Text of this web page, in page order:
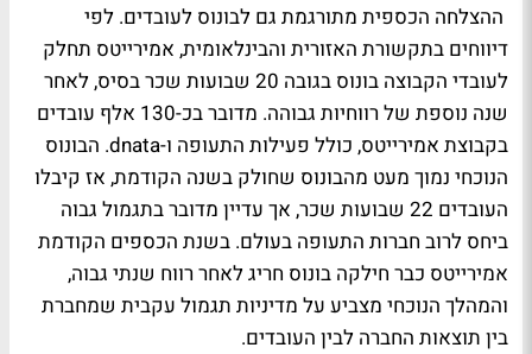
ההצלחה הכספית מתורגמת גם לבונוס לעובדים. לפי
דיווחים בתקשורת האזורית והבינלאומית, אמירייטס תחלק
לעובדי הקבוצה בונוס בגובה 20 שבועות שכר בסיס, לאחר
שנה נוספת של רווחיות גבוהה. מדובר בכ-130 אלף עובדים
בקבוצת אמירייטס, כולל פעילות התעופה ו-dnata. הבונוס
הנוכחי נמוך מעט מהבונוס שחולק בשנה הקודמת, אז קיבלו
העובדים 22 שבועות שכר, אך עדיין מדובר בתגמול גבוה
ביחס לרוב חברות התעופה בעולם. בשנת הכספים הקודמת
אמירייטס כבר חילקה בונוס חריג לאחר רווח שנתי גבוה,
והמהלך הנוכחי מצביע על מדיניות תגמול עקבית שמחברת
בין תוצאות החברה לבין העובדים.